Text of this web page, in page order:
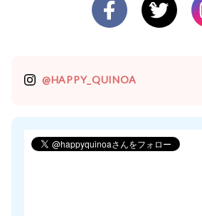
@HAPPY_QUINOA